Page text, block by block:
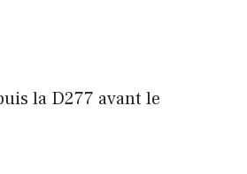
la D277 avant le